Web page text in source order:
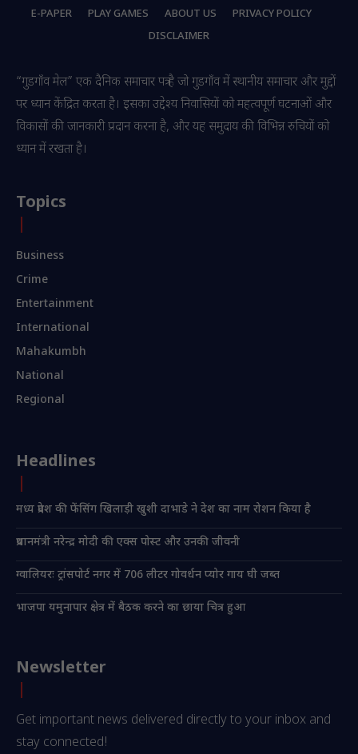
E-PAPER PLAY GAMES ABOUT US
PRIVACY POLICY
DISCLAIMER
“गुडगाँव मेल” एक दैनिक समाचार पत्र है जो गुडगाँव में स्थानीय समाचार और मुद्दों
पर ध्यान केंद्रित करता है। इसका उद्देश्य निवासियों को महत्वपूर्ण घटनाओं और
विकासों की जानकारी प्रदान करना है, और यह समुदाय की विभिन्न रुचियों को
ध्यान में रखता है।
Topics
Business
Crime
Entertainment
International
Mahakumbh
National
Regional
Headlines
मध्य प्रदेश की फेंसिंग खिलाड़ी खुशी दाभाडे ने देश का नाम रोशन किया है
प्रधानमंत्री नरेन्द्र मोदी की एक्स पोस्ट और उनकी जीवनी
ग्वालियरः ट्रांसपोर्ट नगर में 706 लीटर गोवर्धन प्योर गाय घी जब्त
भाजपा यमुनापार क्षेत्र में बैठक करने का छाया चित्र हुआ
Newsletter
Get important news delivered directly to your inbox and
stay connected!